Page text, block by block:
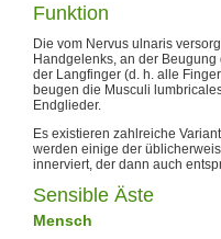
Funktion
Die vom Nervus ulnaris
Handgelenks, an der
der Langfinger (d. h. alle
beugen die Musculi
Endglieder.
Es existieren zahlreiche
werden einige der
innerviert, der dann auch
Sensible Äste
Mensch